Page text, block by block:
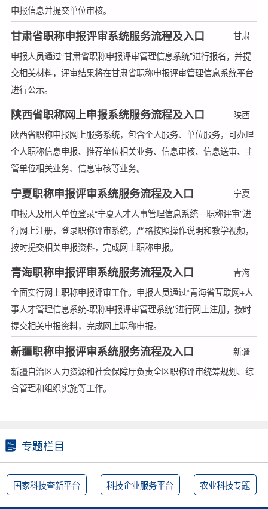
申报信息并提交单位审核。
甘肃省职称申报评审系统服务流程及入口
甘肃
申报人员通过“甘肃省职称申报评审管理信息系统”进行报名，并提
交相关材料，评审结果将在甘肃省职称申报评审管理信息系统平台
进行公示。
陕西省职称网上申报系统服务流程及入口
陕西
陕西省职称申报网上服务系统，包含个人服务、单位服务，可办理
个人职称信息申报、推荐单位相关业务、信息审核、信息送审、主
管单位相关业务、信息审核等业务。
宁夏职称申报评审系统服务流程及入口
宁夏
申报人及用人单位登录“宁夏人才人事管理信息系统—职称评审”进
行网上注册，登录职称评审系统，严格按照操作说明和教学视频，
按时提交相关申报资料，完成网上职称申报。
青海职称申报评审系统服务流程及入口
青海
全面实行网上职称申报评审工作。申报人员通过“青海省互联网+人
事人才管理信息系统-职称申报评审管理系统”进行网上注册，按时
提交相关申报资料，完成网上职称申报。
新疆职称申报评审系统服务流程及入口
新疆
新疆自治区人力资源和社会保障厅负责全区职称评审统筹规划、综
合管理和组织实施等工作。
专题栏目
国家科技查新平台 科技企业服务平台 农业科技专题